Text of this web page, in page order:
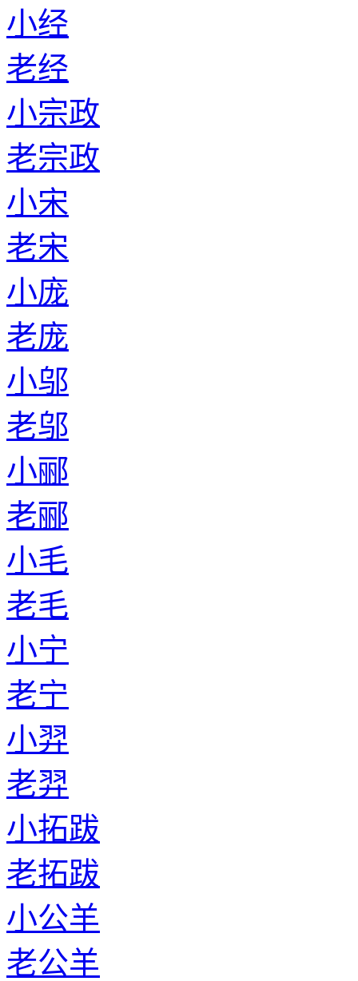
小经
老经
小宗政
老宗政
小宋
老宋
小庞
老庞
小邬
老邬
小郦
老郦
小毛
老毛
小宁
老宁
小羿
老羿
小拓跋
老拓跋
小公羊
老公羊